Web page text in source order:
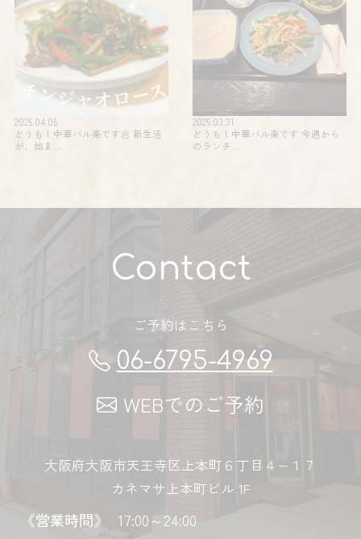
2025.04.05
どうも！中華バル楽です🥟 新生活
が、始ま…
2025.03.31
どうも！中華バル楽です 今週から
のランチ…
Contact
ご予約はこちら
06-6795-4969
WEBでのご予約
大阪府大阪市天王寺区上本町６丁目４−１７
カネマサ上本町ビル 1F
《営業時間》 17:00～24:00